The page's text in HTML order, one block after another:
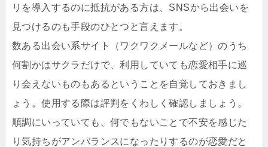
リを導入するのに抵抗がある方は、SNSから出会いを
見つけるのも手段のひとつと言えます。
数ある出会い系サイト（ワクワクメールなど）のうち
何割かはサクラだけで、利用していても恋愛相手に巡
り会えないものもあるということを自覚しておきまし
ょう。使用する際は評判をくわしく確認しましょう。
順調にいっていても、何でもないことで不安を感じた
り気持ちがアンバランスになったりするのが恋愛だと